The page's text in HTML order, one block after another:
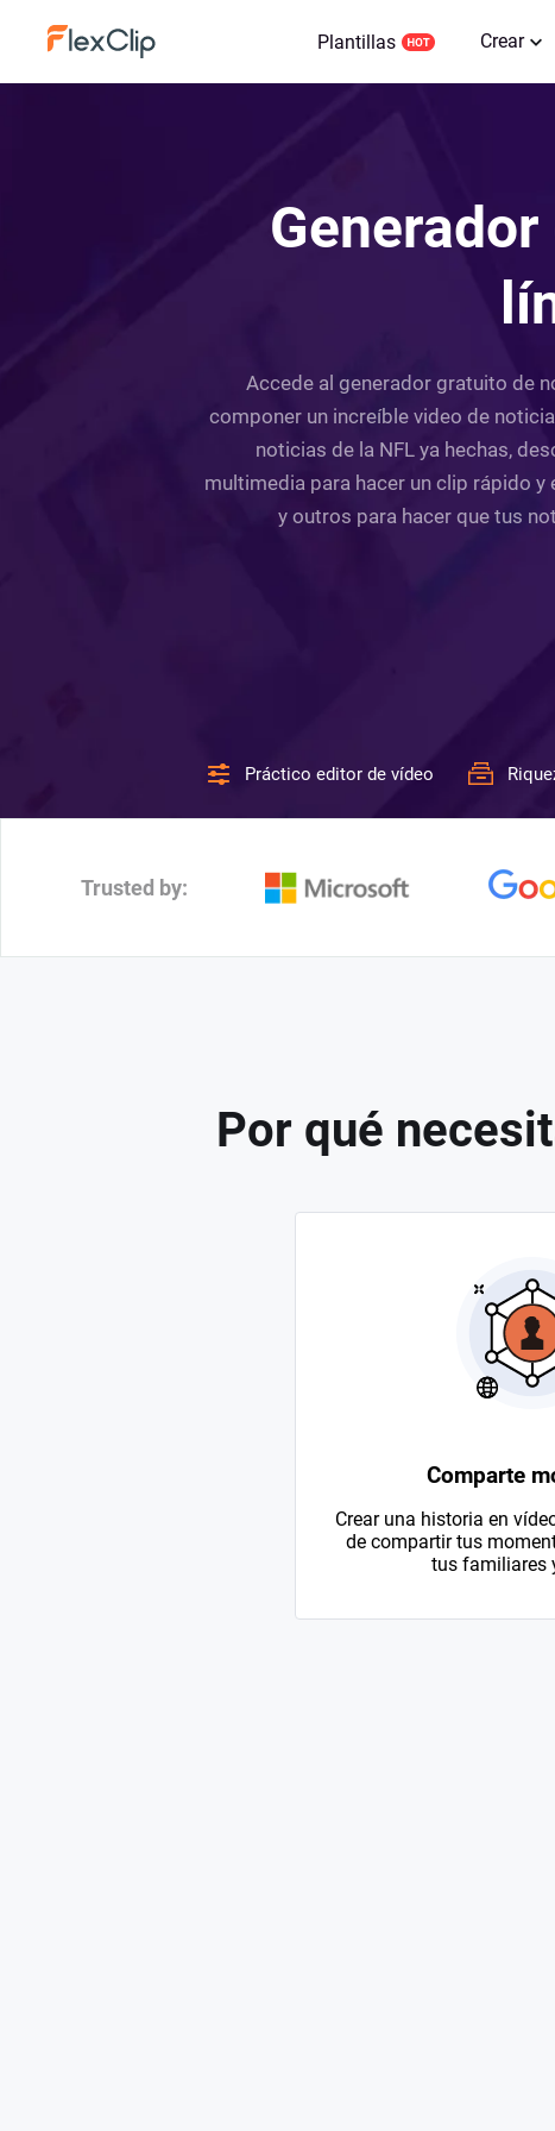
Plantillas Crear
Accede al generador gratuito de
componer un increíble video de
noticias de la NFL ya hechas,
multimedia para hacer un clip rápido
y outros para hacer que tus
Práctico editor de vídeo
Trusted by:
Por qué
Comparte
Crear una historia en
de compartir tus
tus familiares